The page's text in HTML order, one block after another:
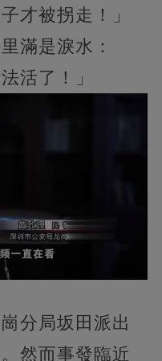
才被拐走！」
滿是淚水：
活了！」
分局坂田派出
然而事發臨近